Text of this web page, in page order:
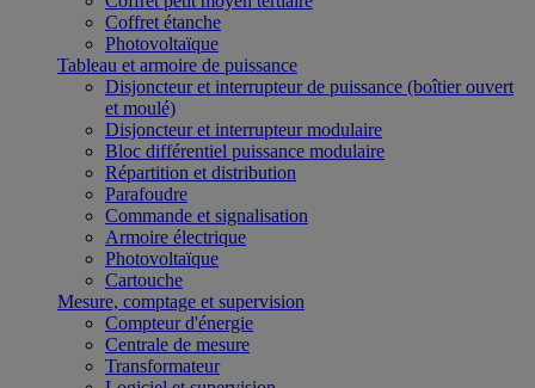
Coffret étanche
Photovoltaïque
Tableau et armoire de puissance
Disjoncteur et interrupteur de puissance (boîtier ouvert
et moulé)
Disjoncteur et interrupteur modulaire
Bloc différentiel puissance modulaire
Répartition et distribution
Parafoudre
Commande et signalisation
Armoire électrique
Photovoltaïque
Cartouche
Mesure, comptage et supervision
Compteur d'énergie
Centrale de mesure
Transformateur